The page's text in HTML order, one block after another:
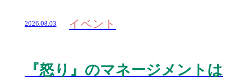
2026.08.03 イベント
『怒り』のマネージメントは